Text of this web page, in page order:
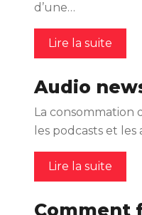
d’une…
Lire la suite
Audio
La consommation
les podcasts et
Lire la suite
Comment